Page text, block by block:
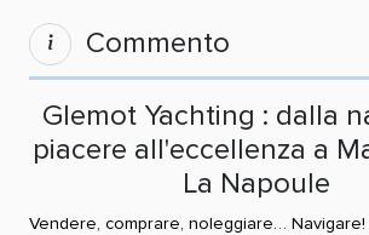
Commento
Glemot Yachting : dalla
piacere all'eccellenza a
La Napoule
Vendere, comprare, noleggiare… Navigare!